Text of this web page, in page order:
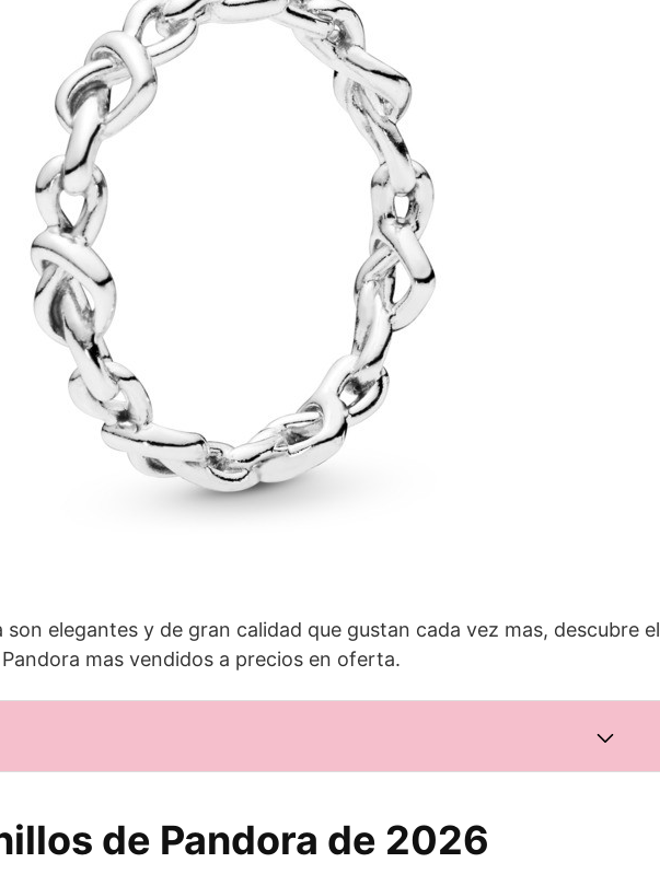
son elegantes y de gran calidad que gustan cada vez mas, descubre el
mas vendidos a precios en oferta.
de Pandora de 2026